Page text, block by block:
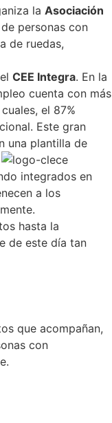
la Asociación
personas con
de ruedas,
CEE Integra. En la
cuenta con más
el 87%
Este gran
una plantilla de
integrados en
a los
hasta la
de este día tan
que acompañan,
con